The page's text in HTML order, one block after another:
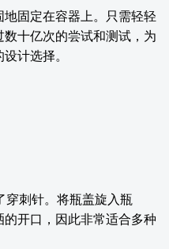
固定在容器上。只需轻轻
十亿次的尝试和测试，为
计选择。
穿刺针。将瓶盖旋入瓶
开口，因此非常适合多种